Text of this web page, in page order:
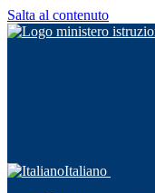
Salta al contenuto
Italiano